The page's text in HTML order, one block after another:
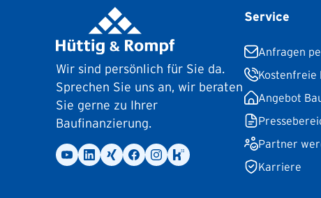
Wir sind persönlich für Sie da.
Sprechen Sie uns an, wir beraten
Sie gerne zu Ihrer
Baufinanzierung.
Service
Anfragen
Kostenfreie
Angebot
Partner
Karriere